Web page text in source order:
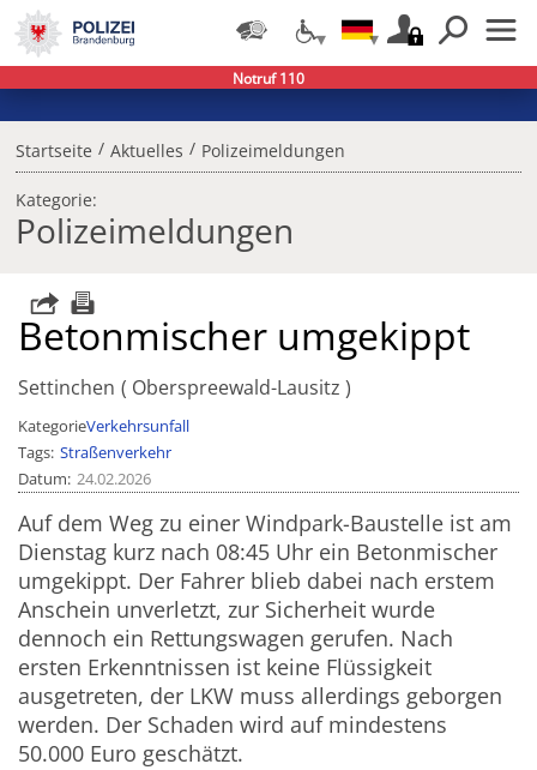
Startseite / Aktuelles / Polizeimeldungen
Kategorie:
Polizeimeldungen
Betonmischer umgekippt
Settinchen Oberspreewald-Lausitz
KategorieVerkehrsunfall
Tags Straßenverkehr
Datum 24.02.2026
Auf dem Weg zu einer Windpark-Baustelle ist am
Dienstag kurz nach 08:45 Uhr ein Betonmischer
umgekippt. Der Fahrer blieb dabei nach erstem
Anschein unverletzt, zur Sicherheit wurde
dennoch ein Rettungswagen gerufen. Nach
ersten Erkenntnissen ist keine Flüssigkeit
ausgetreten, der LKW muss allerdings geborgen
werden. Der Schaden wird auf mindestens
50.000 Euro geschätzt.
Notruf 110